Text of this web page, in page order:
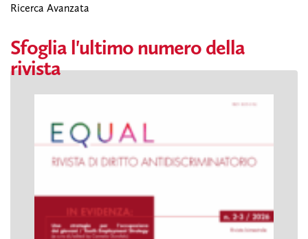
Ricerca Avanzata
Sfoglia l'ultimo numero della
rivista